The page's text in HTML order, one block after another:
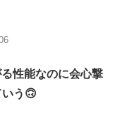
性能なのに会心撃
う🙃